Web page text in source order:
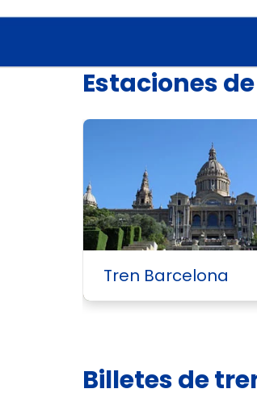
Estaciones
Tren Barcelona
Billetes de